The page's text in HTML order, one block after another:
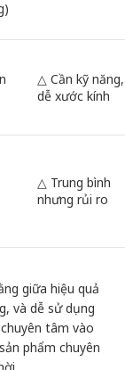
△ Cần kỹ năng,
dễ xước kính
△ Trung bình
nhưng rủi ro
giữa hiệu quả
và dễ sử dụng
tâm vào
phẩm chuyên